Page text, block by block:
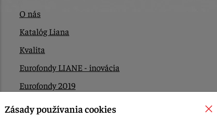
O nás
Katalóg Liana
Kvalita
Eurofondy LIANE - inovácia
Eurofondy 2019
Eurofondy 2022/2023
Zásady používania cookies